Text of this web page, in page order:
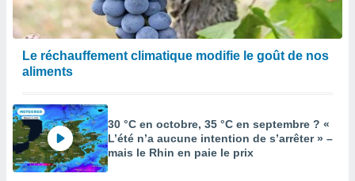
Le réchauffement climatique modifie le goût de nos
aliments
30 °C en octobre, 35 °C en septembre ? «
L’été n’a aucune intention de s’arrêter » –
mais le Rhin en paie le prix